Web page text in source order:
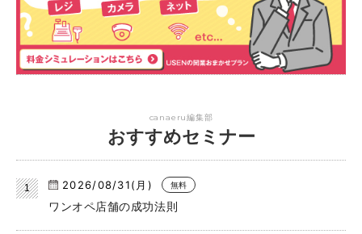
canaeru編集部
おすすめセミナー
2026/08/31(月) 無料
ワンオペ店舗の成功法則